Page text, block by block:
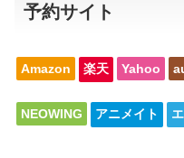
予約サイト
Amazon 楽天 Yahoo
NEOWING アニメイト